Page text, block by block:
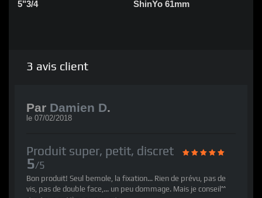
5"3/4
ShinYo 61mm
3 avis client
Par Damien D.
le 07/02/2018
Produit super, petit, discret
5/5
Bon produit! Seul bemole, la fixation... Rien de prévu, pas de
vis, pas de double face,... un peu dommage. Mais je conseil^^